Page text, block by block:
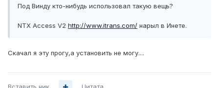
Под Винду кто-нибудь использовал такую вещь?
NTX Access V2 http://www.itrans.com/ нарыл в Инете.
Скачал я эту прогу,а установить не могу....